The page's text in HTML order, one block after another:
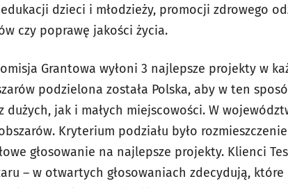
dzieci i młodzieży, promocji zdrowego
czy poprawę jakości życia.
Grantowa wyłoni 3 najlepsze projekty w
podzielona została Polska, aby w ten
dużych, jak i małych miejscowości. W
Kryterium podziału było
głosowanie na najlepsze projekty. Klienci
– w otwartych głosowaniach zdecydują,